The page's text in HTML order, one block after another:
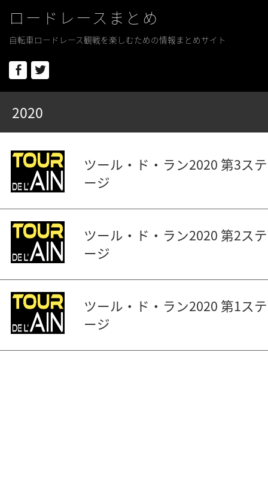
ロードレースまとめ
自転車ロードレース観戦を楽しむための情報まとめサイト
Facebook
2020
ツール・ド・ラン2020 第3ステ
ージ
ツール・ド・ラン2020 第2ステ
ージ
ツール・ド・ラン2020 第1ステ
ージ